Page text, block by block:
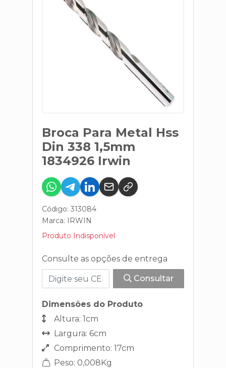
Broca Para Metal Hss
Din 338 1,5mm
1834926 Irwin
Código: 313084
Marca: IRWIN
Produto Indisponível
Consulte as opções de entrega
Consultar
Dimensões do Produto
Altura: 1cm
Largura: 6cm
Comprimento: 17cm
Peso: 0,008Kg